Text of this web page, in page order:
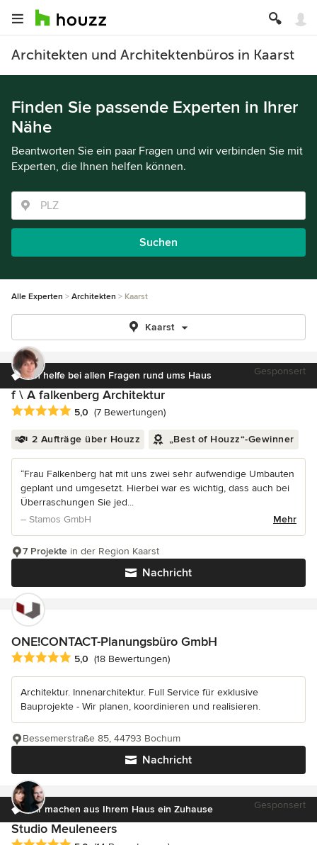
Architekten und Architektenbüros in Kaarst
Finden Sie passende Experten in Ihrer
Nähe
Beantworten Sie ein paar Fragen und wir verbinden Sie mit
Experten, die Ihnen helfen können.
Suchen
Alle Experten Architekten Kaarst
Kaarst
Ich helfe bei allen Fragen rund ums Haus Gesponsert
f \ A falkenberg Architektur
Durchschnittliche Bewertung: 5 von 5 Sternen
5,0 (7 Bewertungen)
2 Aufträge über Houzz „Best of Houzz“-Gewinner
“Frau Falkenberg hat mit uns zwei sehr aufwendige Umbauten
geplant und umgesetzt. Hierbei war es wichtig, dass auch bei
Überraschungen Sie jed...
– Stamos GmbH
Mehr
Nachricht
7 Projekte in der Region Kaarst
ONE!CONTACT-Planungsbüro GmbH
Durchschnittliche Bewertung: 5 von 5 Sternen
5,0 (18 Bewertungen)
Architektur. Innenarchitektur. Full Service für exklusive
Bauprojekte - Wir planen, koordinieren und realisieren.
Nachricht
Bessemerstraße 85, 44793 Bochum
Wir machen aus Ihrem Haus ein Zuhause Gesponsert
Studio Meuleneers